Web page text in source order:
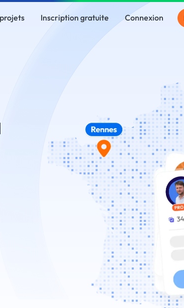
Inscription gratuite Connexion